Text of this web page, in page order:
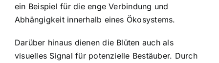
ein Beispiel für die enge Verbindung und
Abhängigkeit innerhalb eines Ökosystems.
Darüber hinaus dienen die Blüten auch als
visuelles Signal für potenzielle Bestäuber. Durch